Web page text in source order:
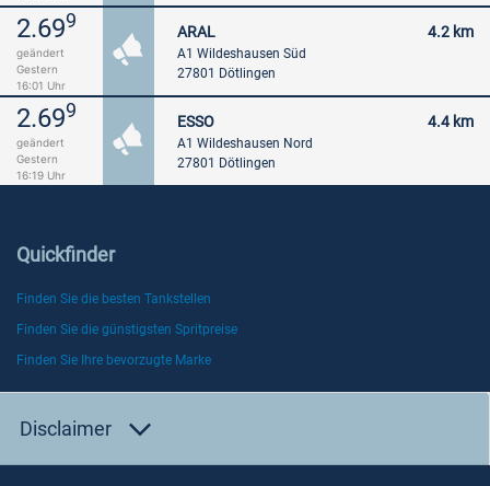
2.699
geändert
Gestern
16:01 Uhr
ARAL 4.2 km
A1 Wildeshausen Süd
27801 Dötlingen
2.699
geändert
Gestern
16:19 Uhr
ESSO 4.4 km
A1 Wildeshausen Nord
27801 Dötlingen
Quickfinder
Finden Sie die besten Tankstellen
Finden Sie die günstigsten Spritpreise
Finden Sie Ihre bevorzugte Marke
Disclaimer